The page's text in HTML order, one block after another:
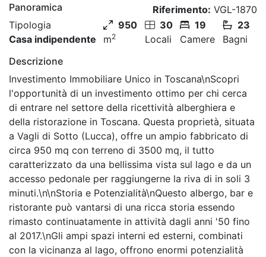
Panoramica
Riferimento: VGL-1870
Tipologia
Casa indipendente
950
m2
30
Locali
19
Camere
23
Bagni
Descrizione
Investimento Immobiliare Unico in Toscana\nScopri
l'opportunità di un investimento ottimo per chi cerca
di entrare nel settore della ricettività alberghiera e
della ristorazione in Toscana. Questa proprietà, situata
a Vagli di Sotto (Lucca), offre un ampio fabbricato di
circa 950 mq con terreno di 3500 mq, il tutto
caratterizzato da una bellissima vista sul lago e da un
accesso pedonale per raggiungerne la riva di in soli 3
minuti.\n\nStoria e Potenzialità\nQuesto albergo, bar e
ristorante può vantarsi di una ricca storia essendo
rimasto continuatamente in attività dagli anni '50 fino
al 2017.\nGli ampi spazi interni ed esterni, combinati
con la vicinanza al lago, offrono enormi potenzialità